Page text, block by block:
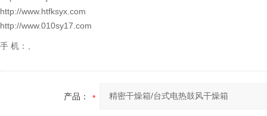
http://www.htfksyx.com
http://www.010sy17.com
手 机：、
产品：